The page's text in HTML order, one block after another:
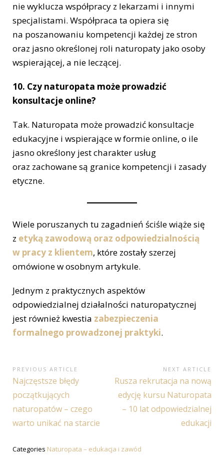
nie wyklucza współpracy z lekarzami i innymi
specjalistami. Współpraca ta opiera się
na poszanowaniu kompetencji każdej ze stron
oraz jasno określonej roli naturopaty jako osoby
wspierającej, a nie leczącej.
10. Czy naturopata może prowadzić
konsultacje online?
Tak. Naturopata może prowadzić konsultacje
edukacyjne i wspierające w formie online, o ile
jasno określony jest charakter usług
oraz zachowane są granice kompetencji i zasady
etyczne.
Wiele poruszanych tu zagadnień ściśle wiąże się
z etyką zawodową oraz odpowiedzialnością
w pracy z klientem, które zostały szerzej
omówione w osobnym artykule.
Jednym z praktycznych aspektów
odpowiedzialnej działalności naturopatycznej
jest również kwestia zabezpieczenia
formalnego prowadzonej praktyki.
Nawigacja
wpisu
PREVIOUS ARTICLE
Previous
Article:
Najczęstsze błędy
początkujących
naturopatów – czego
warto unikać na starcie
NEXT ARTICLE
Next
Article:
Rusza rekrutacja na nową
edycję kursu Naturopata
– 10 lat odpowiedzialnej
edukacji
Categories Naturopata – edukacja i zawód